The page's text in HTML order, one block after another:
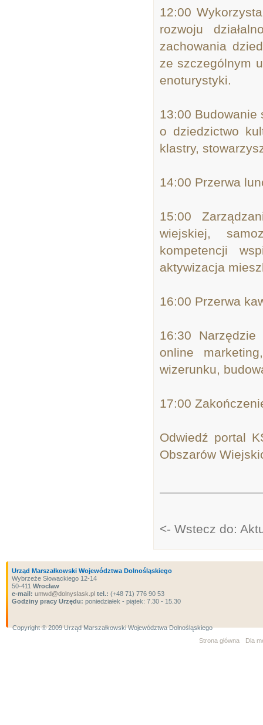
12:00
rozwoju
zachowania
ze szczególnym
enoturystyki.
13:00 Budowanie
o dziedzictwo
klastry,
14:00 Przerwa
15:00
wiejskiej,
kompetencji
aktywizacja
16:00 Przerwa
16:30
online
wizerunku,
17:00
Odwiedź portal
Obszarów
<- Wstecz do:
Urząd Marszałkowski Województwa Dolnośląskiego
Wybrzeże Słowackiego 12-14
50-411 Wrocław
e-mail: umwd@dolnyslask.pl tel.: (+48 71) 776 90 53
Godziny pracy Urzędu: poniedziałek - piątek: 7.30 - 15.30
Copyright ® 2009 Urząd Marszałkowski Województwa Dolnośląskiego
Strona główna
Dla